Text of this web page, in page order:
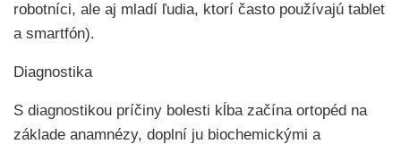
robotníci, ale aj mladí ľudia, ktorí často používajú tablet
a smartfón).
Diagnostika
S diagnostikou príčiny bolesti kĺba začína ortopéd na
základe anamnézy, doplní ju biochemickými a